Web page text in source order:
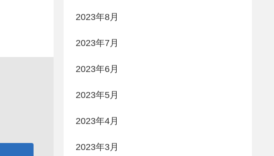
2023年8月
2023年7月
2023年6月
2023年5月
2023年4月
2023年3月